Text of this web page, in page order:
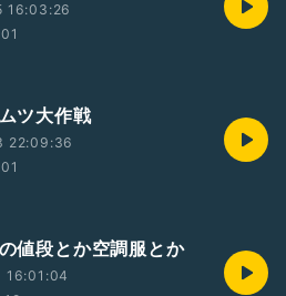
16:03:26
ツ大作戦
22:09:36
値段とか空調服とか